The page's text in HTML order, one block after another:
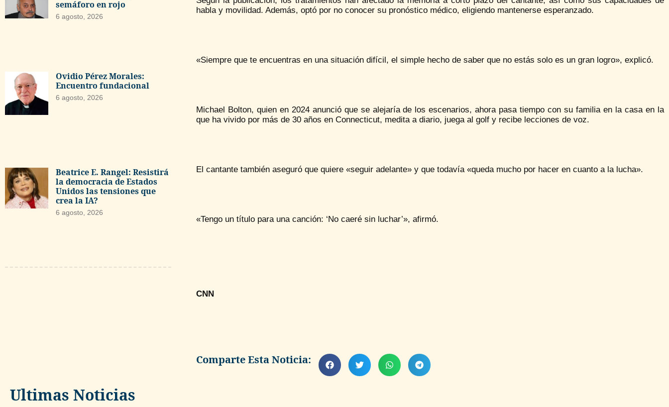
semáforo en rojo
6 agosto, 2026
Ovidio Pérez Morales:
Encuentro fundacional
6 agosto, 2026
Beatrice E. Rangel: Resistirá
la democracia de Estados
Unidos las tensiones que
crea la IA?
6 agosto, 2026
habla y movilidad. Además, optó por no conocer su pronóstico médico, eligiendo mantenerse esperanzado.
«Siempre que te encuentras en una situación difícil, el simple hecho de saber que no estás solo es un gran logro», explicó.
Michael Bolton, quien en 2024 anunció que se alejaría de los escenarios, ahora pasa tiempo con su familia en la casa en la
que ha vivido por más de 30 años en Connecticut, medita a diario, juega al golf y recibe lecciones de voz.
El cantante también aseguró que quiere «seguir adelante» y que todavía «queda mucho por hacer en cuanto a la lucha».
«Tengo un título para una canción: ‘No caeré sin luchar’», afirmó.
CNN
Comparte Esta Noticia:
Ultimas Noticias